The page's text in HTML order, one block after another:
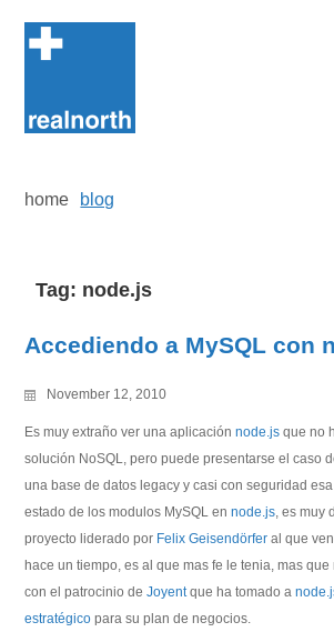
to
home blog
Tag: node.js
Accediendo a MySQL con
November 12, 2010
Es muy extraño ver una aplicaciónnode.js que no
solución NoSQL, pero puede presentarse el caso
una base de datos legacy y casi con seguridad esa
estado de los modulos MySQL ennode.js, es muy
proyecto liderado por Felix Geisendörfer al que
hace un tiempo, es al que mas fe le tenia, mas
con el patrocinio deJoyentque ha tomado a
estratégico para su plan de negocios.